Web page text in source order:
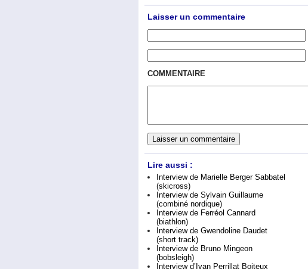
Laisser un commentaire
COMMENTAIRE
Lire aussi :
Interview de Marielle Berger Sabbatel
(skicross)
Interview de Sylvain Guillaume
(combiné nordique)
Interview de Ferréol Cannard
(biathlon)
Interview de Gwendoline Daudet
(short track)
Interview de Bruno Mingeon
(bobsleigh)
Interview d’Ivan Perrillat Boiteux